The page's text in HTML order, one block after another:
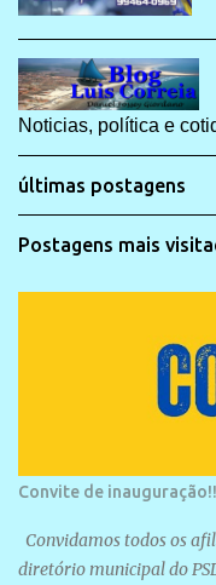
Noticias, política e
últimas postagens
Postagens mais
Convite de
Convidamos todos os
diretório municipal do